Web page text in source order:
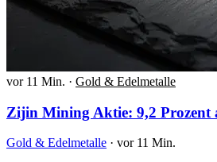
vor 11 Min. · Gold & Edelmetalle
Zijin Mining Aktie: 9,2 Prozent
Gold & Edelmetalle · vor 11 Min.